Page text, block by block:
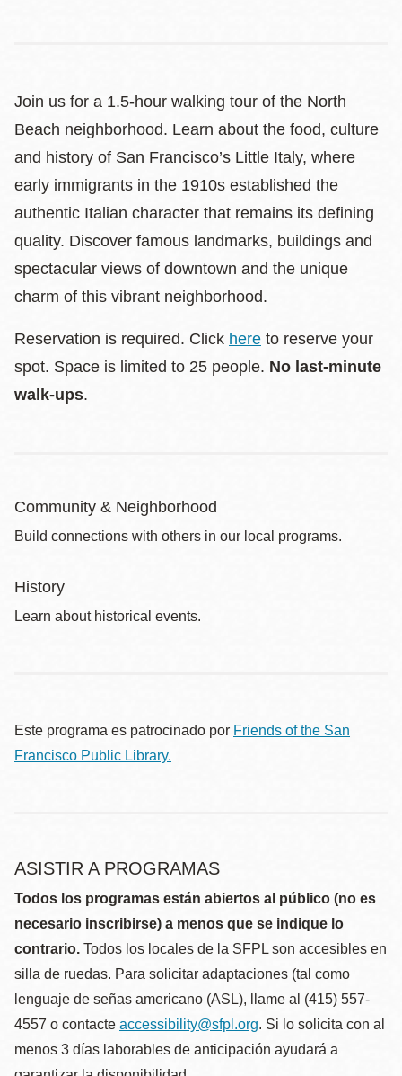
Join us for a 1.5-hour walking tour of the North
Beach neighborhood. Learn about the food, culture
and history of San Francisco’s Little Italy, where
early immigrants in the 1910s established the
authentic Italian character that remains its defining
quality. Discover famous landmarks, buildings and
spectacular views of downtown and the unique
charm of this vibrant neighborhood.
Reservation is required. Click here to reserve your
spot. Space is limited to 25 people. No last-minute
walk-ups.
Community & Neighborhood
Build connections with others in our local programs.
History
Learn about historical events.
Este programa es patrocinado por Friends of the San
Francisco Public Library.
ASISTIR A PROGRAMAS
Todos los programas están abiertos al público (no es
necesario inscribirse) a menos que se indique lo
contrario. Todos los locales de la SFPL son accesibles en
silla de ruedas. Para solicitar adaptaciones (tal como
lenguaje de señas americano (ASL), llame al (415) 557-
4557 o contacte accessibility@sfpl.org. Si lo solicita con al
menos 3 días laborables de anticipación ayudará a